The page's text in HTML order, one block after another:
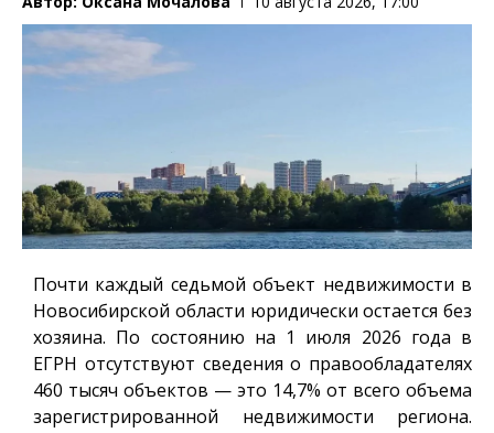
Почти каждый седьмой объект недвижимости в
Новосибирской области юридически остается без
хозяина. По состоянию на 1 июля 2026 года в
ЕГРН отсутствуют сведения о правообладателях
460 тысяч объектов — это 14,7% от всего объема
зарегистрированной недвижимости региона.